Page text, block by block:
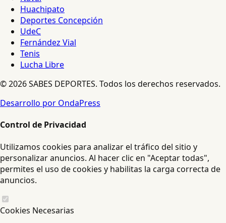
Huachipato
Deportes Concepción
UdeC
Fernández Vial
Tenis
Lucha Libre
© 2026 SABES DEPORTES. Todos los derechos reservados.
Desarrollo por OndaPress
Control de Privacidad
Utilizamos cookies para analizar el tráfico del sitio y
personalizar anuncios. Al hacer clic en "Aceptar todas",
permites el uso de cookies y habilitas la carga correcta de
anuncios.
Cookies Necesarias